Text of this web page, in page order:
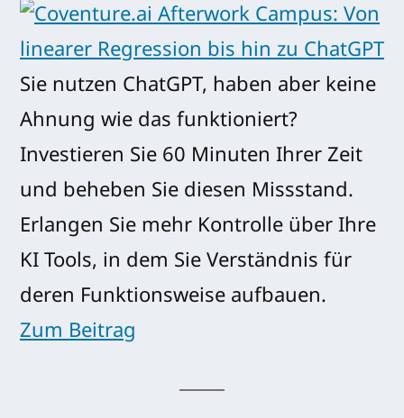
Sie nutzen ChatGPT, haben aber keine
Ahnung wie das funktioniert?
Investieren Sie 60 Minuten Ihrer Zeit
und beheben Sie diesen Missstand.
Erlangen Sie mehr Kontrolle über Ihre
KI Tools, in dem Sie Verständnis für
deren Funktionsweise aufbauen.
Zum Beitrag